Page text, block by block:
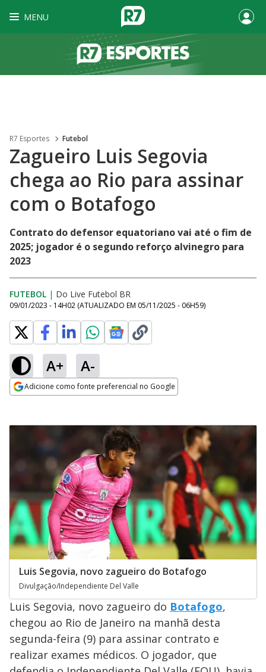
MENU
R7 Esportes Futebol
Zagueiro Luis Segovia
chega ao Rio para assinar
com o Botafogo
Contrato do defensor equatoriano vai até o fim de
2025; jogador é o segundo reforço alvinegro para
2023
FUTEBOL | Do Live Futebol BR
09/01/2023 - 14H02 (ATUALIZADO EM 05/11/2025 - 06H59)
A+ A-
Adicione como fonte preferencial no Google
Luis Segovia, novo zagueiro do Botafogo
Divulgação/Independiente Del Valle
Luis Segovia, novo zagueiro do Botafogo,
chegou ao Rio de Janeiro na manhã desta
segunda-feira (9) para assinar contrato e
realizar exames médicos. O jogador, que